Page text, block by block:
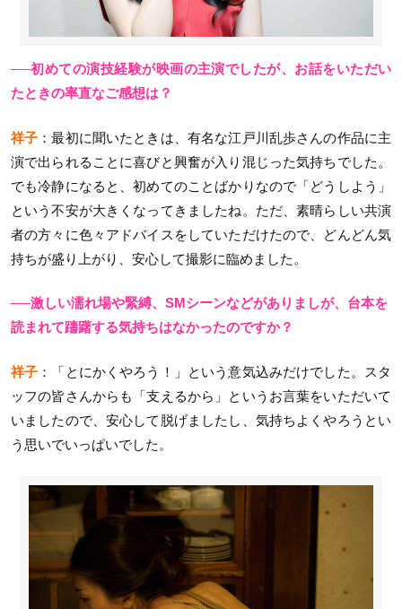
──初めての演技経験が映画の主演でしたが、お話をいただい
たときの率直なご感想は？
祥子 ：最初に聞いたときは、有名な江戸川乱歩さんの作品に主
演で出られることに喜びと興奮が入り混じった気持ちでした。
でも冷静になると、初めてのことばかりなので「どうしよう」
という不安が大きくなってきましたね。ただ、素晴らしい共演
者の方々に色々アドバイスをしていただけたので、どんどん気
持ちが盛り上がり、安心して撮影に臨めました。
──激しい濡れ場や緊縛、SMシーンなどがありましが、台本を
読まれて躊躇する気持ちはなかったのですか？
祥子 ：「とにかくやろう！」という意気込みだけでした。スタ
ッフの皆さんからも「支えるから」というお言葉をいただいて
いましたので、安心して脱げましたし、気持ちよくやろうとい
う思いでいっぱいでした。